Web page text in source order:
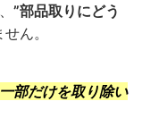
”部品取りにどう
ん。
部だけを取り除い